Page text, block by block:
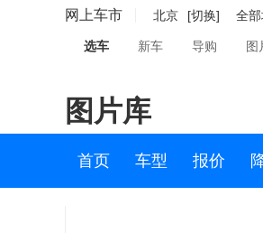
网上车市 北京 [切换] 全
选车 新车 导购 图
图片库
首页 车型 报价
领航员壹号(停产)(1)
航海家(进口)